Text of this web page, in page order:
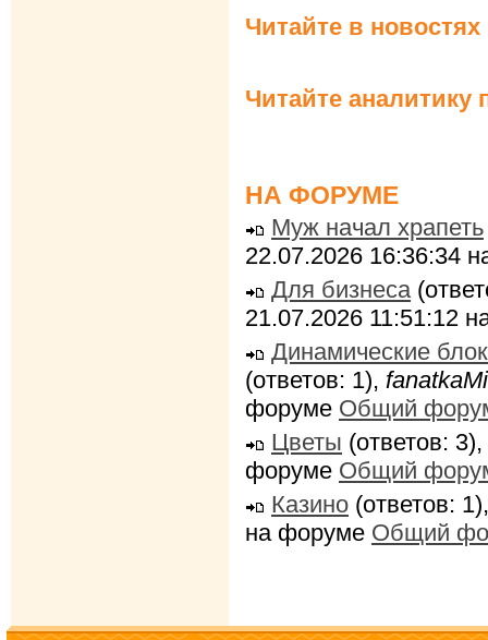
Читайте в
Читайте аналитику
НА ФОРУМЕ
Муж начал храпеть
22.07.2026 16:36:34
Для бизнеса
21.07.2026 11:51:12
Динамические
(ответов: 1),
форуме Общий
Цветы (ответов: 3),
форуме Общий
Казино (ответов:
на форуме Общий